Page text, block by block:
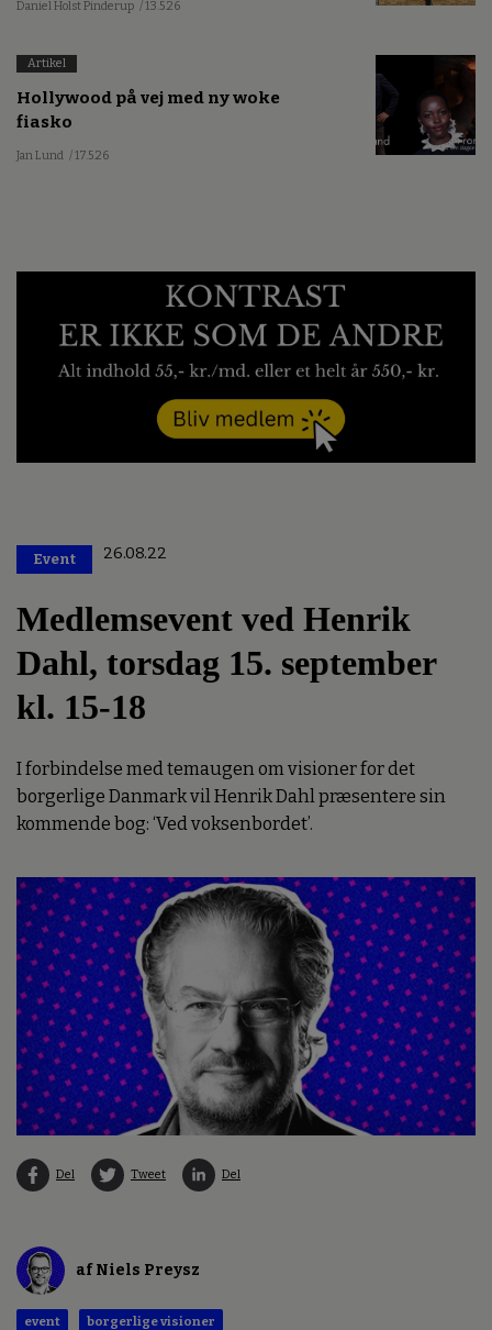
Daniel Holst Pinderup / 13.5.26
Artikel
Hollywood på vej med ny woke
fiasko
Jan Lund / 17.5.26
Event 26.08.22
Medlemsevent ved Henrik
Dahl, torsdag 15. september
kl. 15-18
I forbindelse med temaugen om visioner for det
borgerlige Danmark vil Henrik Dahl præsentere sin
kommende bog: ‘Ved voksenbordet’.
Del Tweet Del
af Niels Preysz
event borgerlige visioner